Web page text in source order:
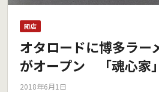
開店
オタロードに博多ラー
がオープン 「魂心家
2018年6月1日